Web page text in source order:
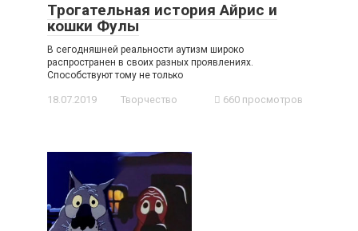
Трогательная история Айрис и
кошки Фулы
В сегодняшней реальности аутизм широко
распространен в своих разных проявлениях.
Способствуют тому не только
18.07.2019 Творчество 660 просмотров